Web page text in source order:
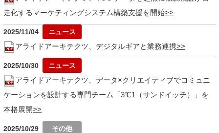
走化するマーケティングシステム構築支援を開始
2025/11/04
アライドアーキテクツ、デジタルギアと業務連携
2025/10/30
アライドアーキテクツ、データ×クリエイティブでコミュニ
ケーションを設計する専門チーム「3℃1（サンドイッチ）」を
本格展開
2025/10/29